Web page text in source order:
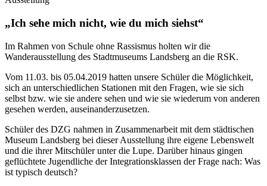
„Ich sehe mich nicht, wie du mich siehst“
Im Rahmen von Schule ohne Rassismus holten wir die
Wanderausstellung des Stadtmuseums Landsberg an die RSK.
Vom 11.03. bis 05.04.2019 hatten unsere Schüler die Möglichkeit,
sich an unterschiedlichen Stationen mit den Fragen, wie sie sich
selbst bzw. wie sie andere sehen und wie sie wiederum von anderen
gesehen werden, auseinanderzusetzen.
Schüler des DZG nahmen in Zusammenarbeit mit dem städtischen
Museum Landsberg bei dieser Ausstellung ihre eigene Lebenswelt
und die ihrer Mitschüler unter die Lupe. Darüber hinaus gingen
geflüchtete Jugendliche der Integrationsklassen der Frage nach: Was
ist typisch deutsch?